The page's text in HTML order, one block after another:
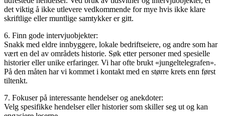
det viktig å ikke utlevere vedkommende for mye hvis ikke klare
skriftlige eller muntlige samtykker er gitt.
6. Finn gode intervjuobjekter:
Snakk med eldre innbyggere, lokale bedriftseiere, og andre som har
vært en del av områdets historie. Søk etter personer med spesielle
historier eller unike erfaringer. Vi har ofte brukt «jungeltelegrafen».
På den måten har vi kommet i kontakt med en større krets enn først
tiltenkt.
7. Fokuser på interessante hendelser og anekdoter:
Velg spesifikke hendelser eller historier som skiller seg ut og kan